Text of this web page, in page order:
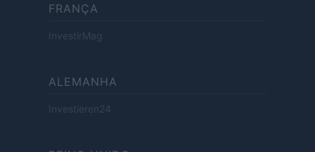
FRANÇA
InvestirMag
ALEMANHA
Investieren24